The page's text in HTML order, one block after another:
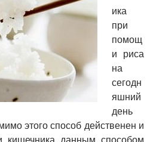
ика
при
помощ
и риса
на
сегодн
яшний
день
этого способ действенен и
кишечника данным способом